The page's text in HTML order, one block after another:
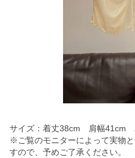
サイズ：着丈38cm 肩幅41cm
※ご覧のモニターによって実物
すので、予めご了承ください。